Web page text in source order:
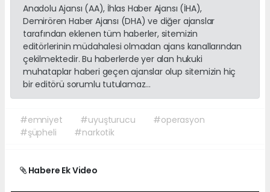
Anadolu Ajansı (AA), İhlas Haber Ajansı (İHA),
Demirören Haber Ajansı (DHA) ve diğer ajanslar
tarafından eklenen tüm haberler, sitemizin
editörlerinin müdahalesi olmadan ajans kanallarından
çekilmektedir. Bu haberlerde yer alan hukuki
muhataplar haberi geçen ajanslar olup sitemizin hiç
bir editörü sorumlu tutulamaz...
#emniyet #uyuşturucu
#operasyon
#şüpheli
#narkotik
Habere Ek Video